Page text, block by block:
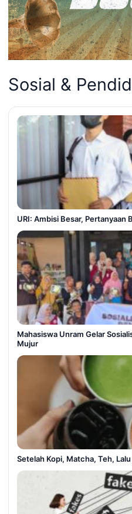
Sosial &
URI: Ambisi Besar, Pertanyaan
Mahasiswa Unram Gelar
Mujur
Setelah Kopi, Matcha, Teh, Lalu